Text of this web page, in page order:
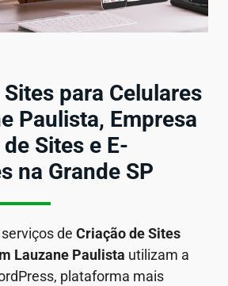
para Celulares
Paulista, Empresa
Sites e E-
na Grande SP
de Criação de Sites
Lauzane Paulista utilizam a
plataforma mais